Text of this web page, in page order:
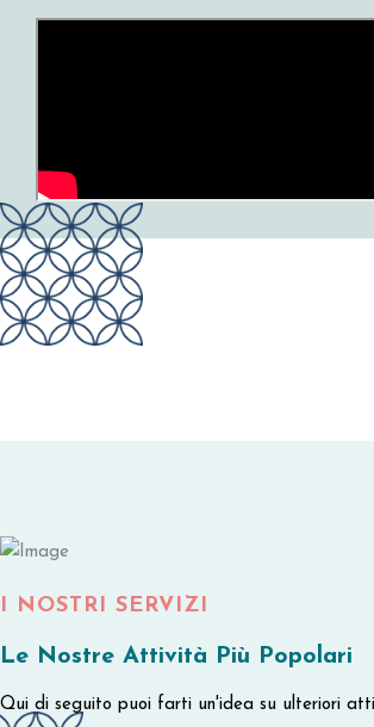
I NOSTRI SERVIZI
Le Nostre Attività Più Popolari
Qui di seguito puoi farti un'idea su ulteriori